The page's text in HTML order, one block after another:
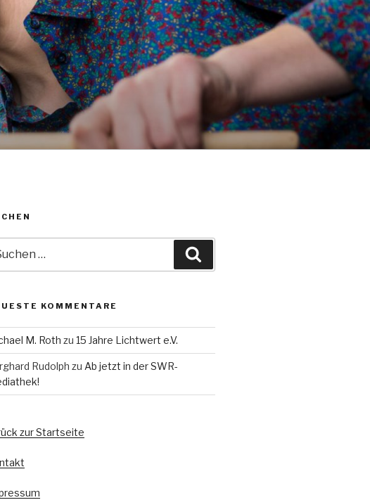
KOMMENTARE
M. Roth zu 15 Jahre Lichtwert e.V.
Rudolph zu Ab jetzt in der SWR-
zur Startseite